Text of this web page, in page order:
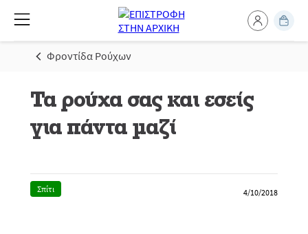
Φροντίδα Ρούχων
Τα ρούχα σας και εσείς
για πάντα μαζί
Σπίτι 4/10/2018